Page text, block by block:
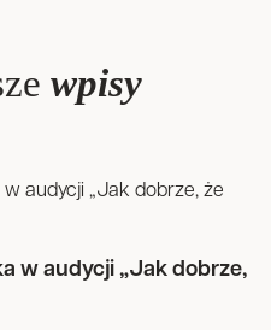
wpisy
w audycji „Jak dobrze,